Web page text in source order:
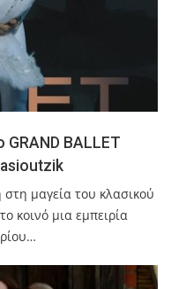
GRAND BALLET
μαγεία του κλασικού
κοινό μια εμπειρία